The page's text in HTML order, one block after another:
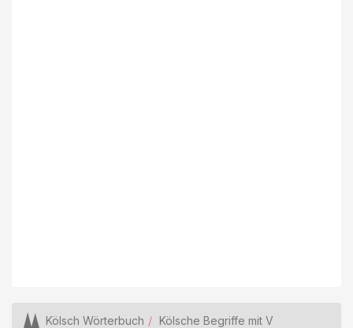
Kölsch Wörterbuch
Kölsche Begriffe mit V